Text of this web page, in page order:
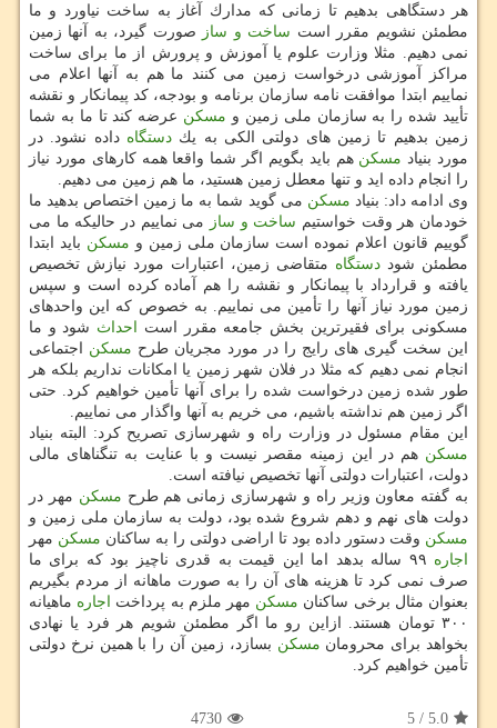
هر دستگاهی بدهیم تا زمانی كه مدارك آغاز به ساخت نیاورد و ما
مطمئن نشویم مقرر است ساخت و ساز
صورت گیرد، به آنها زمین
نمی دهیم. مثلا وزارت علوم یا آموزش و پرورش از ما برای ساخت
مراكز آموزشی درخواست زمین می كنند ما هم به آنها اعلام می
نماییم ابتدا موافقت نامه سازمان برنامه و بودجه، كد پیمانكار و نقشه
تأیید شده را به سازمان ملی زمین و مسكن عرضه كند تا ما به شما
زمین بدهیم تا زمین های دولتی الكی به یك دستگاه داده نشود. در
مورد بنیاد مسكن هم باید بگویم اگر شما واقعا همه كارهای مورد نیاز
را انجام داده اید و تنها معطل زمین هستید، ما هم زمین می دهیم.
وی ادامه داد: بنیاد مسكن می گوید شما به ما زمین اختصاص بدهید ما
خودمان هر وقت خواستیم ساخت و ساز
می نماییم در حالیكه ما می
گوییم قانون اعلام نموده است سازمان ملی زمین و مسكن باید ابتدا
مطمئن شود دستگاه متقاضی زمین، اعتبارات مورد نیازش تخصیص
یافته و قرارداد با پیمانكار و نقشه را هم آماده كرده است و سپس
زمین مورد نیاز آنها را تأمین می نماییم. به خصوص كه این واحدهای
مسكونی برای فقیرترین بخش جامعه مقرر است احداث شود و ما
این سخت گیری های رایج را در مورد مجریان طرح مسكن اجتماعی
انجام نمی دهیم كه مثلا در فلان شهر زمین یا امكانات نداریم بلكه هر
طور شده زمین درخواست شده را برای آنها تأمین خواهیم كرد. حتی
اگر زمین هم نداشته باشیم، می خریم به آنها واگذار می نماییم.
این مقام مسئول در وزارت راه و شهرسازی تصریح كرد: البته بنیاد
مسكن هم در این زمینه مقصر نیست و با عنایت به تنگناهای مالی
دولت، اعتبارات دولتی آنها تخصیص نیافته است.
به گفته معاون وزیر راه و شهرسازی زمانی هم طرح مسكن مهر در
دولت های نهم و دهم شروع شده بود، دولت به سازمان ملی زمین و
مسكن وقت دستور داده بود تا اراضی دولتی را به ساكنان مسكن مهر
اجاره
۹۹ ساله بدهد اما این قیمت به قدری ناچیز بود كه برای ما
صرف نمی كرد تا هزینه های آن را به صورت ماهانه از مردم بگیریم
بعنوان مثال برخی ساكنان مسكن مهر ملزم به پرداخت اجاره ماهیانه
۳۰۰ تومان هستند. ازاین رو ما اگر مطمئن شویم هر فرد یا نهادی
بخواهد برای محرومان مسكن بسازد، زمین آن را با همین نرخ دولتی
تأمین خواهیم كرد.
5.0
/
5
4730